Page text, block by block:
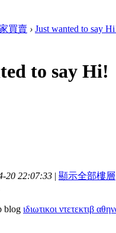
買賣 › Just wanted to say
to say Hi!
20 22:07:33 | 顯示全部樓層
blog ιδιωτικοι ντετεκτιβ